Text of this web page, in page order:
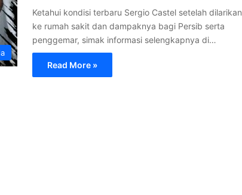
Ketahui kondisi terbaru Sergio Castel setelah dilarikan
ke rumah sakit dan dampaknya bagi Persib serta
penggemar, simak informasi selengkapnya di…
Read More »